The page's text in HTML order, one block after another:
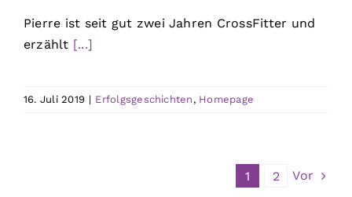
Pierre ist seit gut zwei Jahren CrossFitter und
erzählt [...]
16. Juli 2019 | Erfolgsgeschichten , Homepage
1 2 Vor